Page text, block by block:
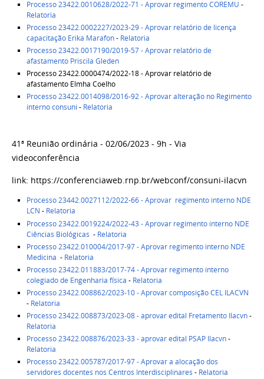
Processo 23422.0010628/2022-71 - Aprovar regimento COREMU -
Relatoria
Processo 23422.0002227/2023-29 - Aprovar relatório de licença
capacitação Erika Marafon-Relatoria
Processo 23422.0017190/2019-57 - Aprovar relatório de
afastamento Priscila Gleden
Processo 23422.0000474/2022-18 - Aprovar relatório de
afastamento Elmha Coelho
Processo 23422.0014098/2016-92 - Aprovar alteração no Regimento
interno consuni - Relatoria
41ª Reunião ordinária - 02/06/2023 - 9h - Via
videoconferência
link: https://conferenciaweb.rnp.br/webconf/consuni-ilacvn
Processo 23442.0027112/2022-66- Aprovar regimento interno NDE
LCN - Relatoria
Processo 23422.0019224/2022-43 - Aprovar regimento interno NDE
Ciências Biológicas - Relatoria
Processo 23422.010004/2017-97- Aprovar regimento interno NDE
Medicina - Relatoria
Processo 23422.011883/2017-74- Aprovar regimento interno
colegiado de Engenharia física - Relatoria
Processo 23422.008862/2023-10 - Aprovar composição CEL ILACVN
- Relatoria
Processo 23422.008873/2023-08 - aprovar edital Fretamento Ilacvn-
Relatoria
Processo 23422.008876/2023-33 - aprovar edital PSAP Ilacvn-
Relatoria
Processo 23422.005787/2017-97- Aprovar a alocação dos
servidores docentes nos Centros Interdisciplinares - Relatoria